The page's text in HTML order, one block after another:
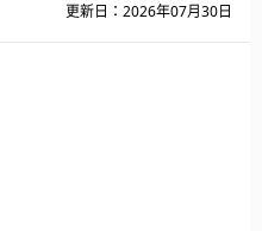
更新日：2026年07月30日